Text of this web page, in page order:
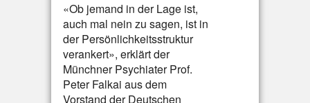
«Ob jemand in der Lage ist,
auch mal nein zu sagen, ist in
der Persönlichkeitsstruktur
verankert», erklärt der
Münchner Psychiater Prof.
Peter Falkai aus dem
Vorstand der Deutschen